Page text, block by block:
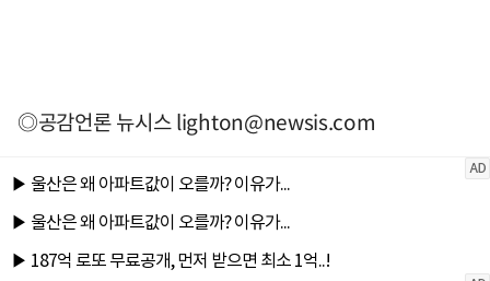
◎공감언론 뉴시스lighton@newsis.com